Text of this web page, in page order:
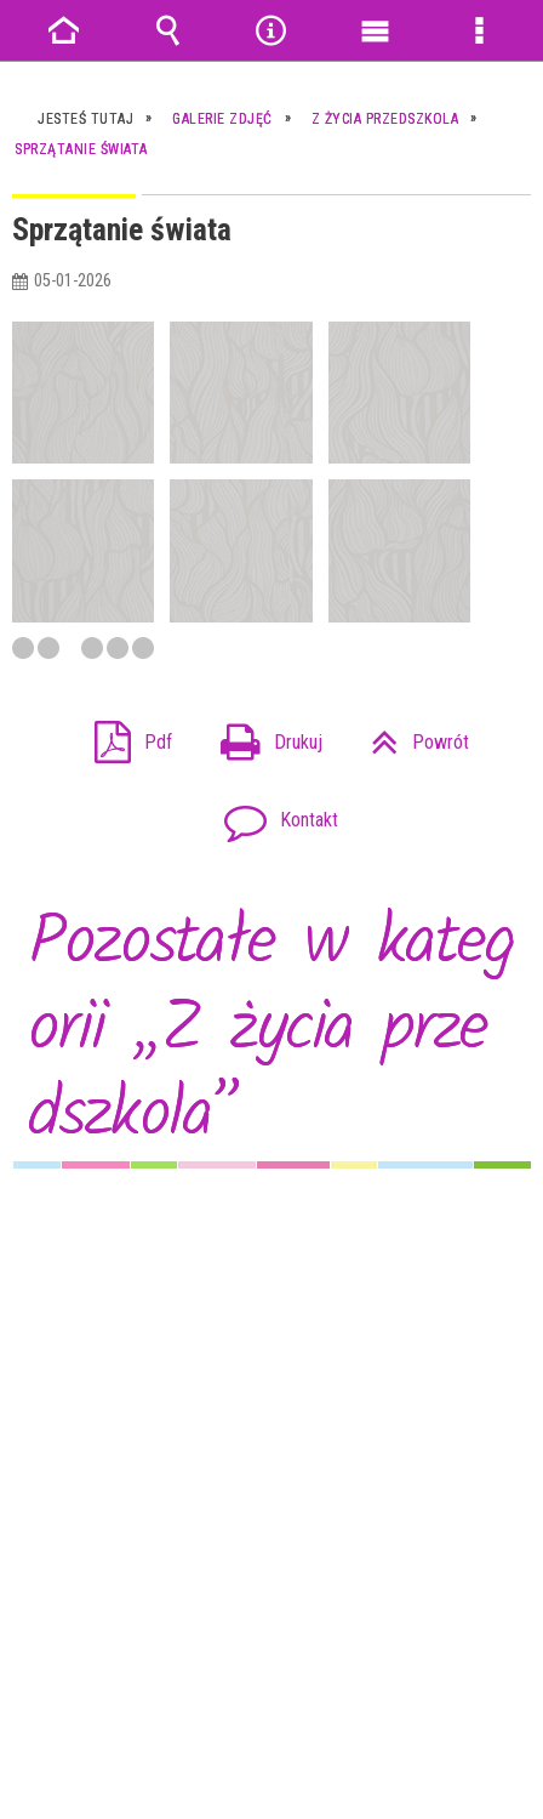
JESTEŚ TUTAJ GALERIE ZDJĘĆ
Z ŻYCIA PRZEDSZKOLA
SPRZĄTANIE ŚWIATA
Sprzątanie świata
05-01-2026
Pdf Drukuj Powrót
Kontakt
Pozostałe w kateg
orii „Z życia prze
dszkola”
Strona
główna
Wyszukiwarka
NarzędziaMenu
Menu